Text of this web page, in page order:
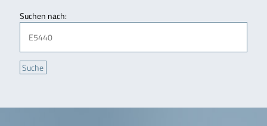
Suchen nach: